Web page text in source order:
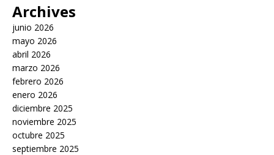
Archives
junio 2026
mayo 2026
abril 2026
marzo 2026
febrero 2026
enero 2026
diciembre 2025
noviembre 2025
octubre 2025
septiembre 2025